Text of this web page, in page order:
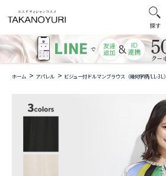
ホーム > アパレル > ビジュー付ドルマンブラウス（幾何学柄/LL-3L）